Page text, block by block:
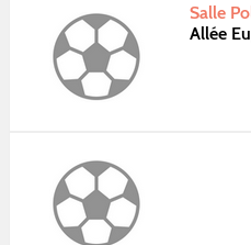
Salle
Allée